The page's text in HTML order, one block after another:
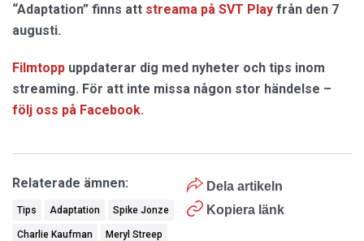
“Adaptation” finns att streama på SVT Play från den 7
augusti.
Filmtopp uppdaterar dig med nyheter och tips inom
streaming. För att inte missa någon stor händelse –
följ oss på Facebook.
Dela artikeln
Kopiera länk
Relaterade ämnen:
Tips Adaptation Spike Jonze
Charlie Kaufman Meryl Streep